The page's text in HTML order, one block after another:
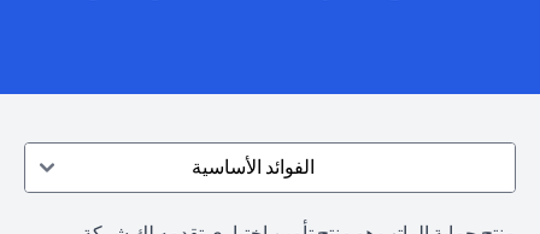
الفوائد الأساسية